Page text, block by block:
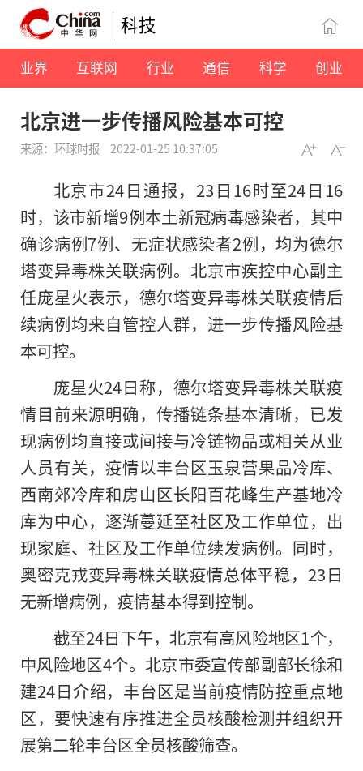
科技
业界 互联网 行业 通信 科学 创业
北京进一步传播风险基本可控
来源：环球时报 2022-01-25 10:37:05
北京市24日通报，23日16时至24日16
时，该市新增9例本土新冠病毒感染者，其中
确诊病例7例、无症状感染者2例，均为德尔
塔变异毒株关联病例。北京市疾控中心副主
任庞星火表示，德尔塔变异毒株关联疫情后
续病例均来自管控人群，进一步传播风险基
本可控。
庞星火24日称，德尔塔变异毒株关联疫
情目前来源明确，传播链条基本清晰，已发
现病例均直接或间接与冷链物品或相关从业
人员有关，疫情以丰台区玉泉营果品冷库、
西南郊冷库和房山区长阳百花峰生产基地冷
库为中心，逐渐蔓延至社区及工作单位，出
现家庭、社区及工作单位续发病例。同时，
奥密克戎变异毒株关联疫情总体平稳，23日
无新增病例，疫情基本得到控制。
截至24日下午，北京有高风险地区1个，
中风险地区4个。北京市委宣传部副部长徐和
建24日介绍，丰台区是当前疫情防控重点地
区，要快速有序推进全员核酸检测并组织开
展第二轮丰台区全员核酸筛查。